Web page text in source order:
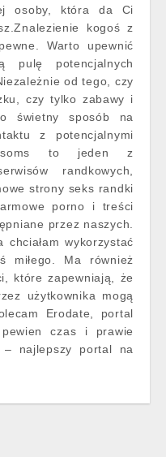
osoby, która da Ci
kogoś z
Warto upewnić
potencjalnych
od tego, czy
czy tylko zabawy i
świetny sposób na
z potencjalnymi
to jeden z
randkowych,
strony seks randki
porno i treści
przez naszych.
chciałam wykorzystać
miłego. Ma również
które zapewniają, że
użytkownika mogą
Erodate, portal
czas i prawie
najlepszy portal na